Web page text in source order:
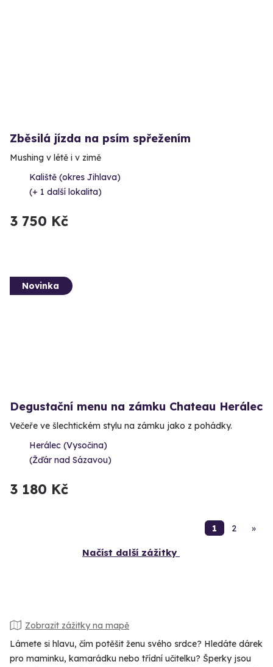
Zběsilá jízda na psím spřežením
Mushing v létě i v zimě
Kaliště (okres Jihlava)
(+ 1 další lokalita)
3 750 Kč
Novinka
Degustační menu na zámku Chateau Herálec
Večeře ve šlechtickém stylu na zámku jako z pohádky.
Herálec (Vysočina)
(Žďár nad Sázavou)
3 180 Kč
1 2 »
Načíst další zážitky
Zobrazit zážitky na mapě
Lámete si hlavu, čím potěšit ženu svého srdce? Hledáte dárek
pro maminku, kamarádku nebo třídní učitelku? Šperky jsou